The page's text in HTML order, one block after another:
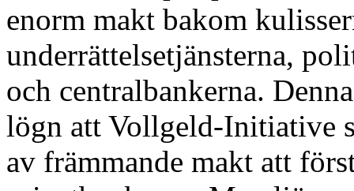
enorm makt bakom
underrättelsetjänsterna,
och centralbankerna.
lögn att Vollgeld-Initiative
av främmande makt att